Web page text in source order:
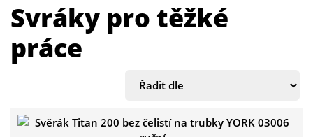
Svráky pro těžké
práce